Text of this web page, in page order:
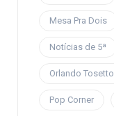
Mesa Pra Dois
Notícias de 5ª
Orlando Tosetto
Pop Corner